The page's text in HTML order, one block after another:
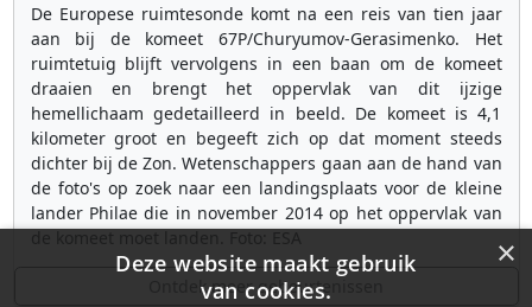
De Europese ruimtesonde komt na een reis van tien jaar
aan bij de komeet 67P/Churyumov-Gerasimenko. Het
ruimtetuig blijft vervolgens in een baan om de komeet
draaien en brengt het oppervlak van dit ijzige
hemellichaam gedetailleerd in beeld. De komeet is 4,1
kilometer groot en begeeft zich op dat moment steeds
dichter bij de Zon. Wetenschappers gaan aan de hand van
de foto's op zoek naar een landingsplaats voor de kleine
lander Philae die in november 2014 op het oppervlak van
Ontdek meer gebeurtenissen
×
Deze website maakt gebruik
van cookies.